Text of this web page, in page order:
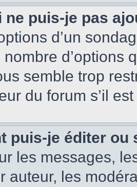
ne puis-je pas
d’un
d’options
semble trop
du forum s’il
puis-je éditer ou
les messages,
auteur, les